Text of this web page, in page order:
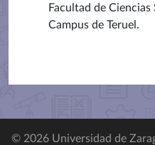
Facultad de Ciencias
Campus de Teruel.
© 2026 Universidad de